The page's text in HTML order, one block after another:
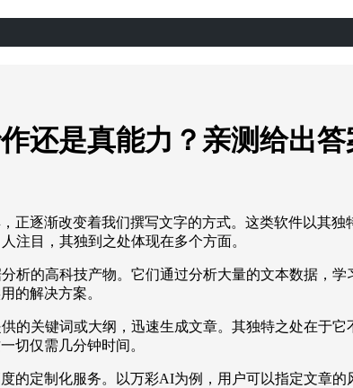
还是真能力？亲测给出答
正逐渐改变着我们撰写文字的方式。这类软件以其
注目，其独到之处体现在多个方面。
析的高科技产物。它们通过分析大量的文本数据，
的解决方案。
的关键词或大纲，迅速生成文章。其独特之处在于
切仅需几分钟时间。
的定制化服务。以万彩AI为例，用户可以指定文章